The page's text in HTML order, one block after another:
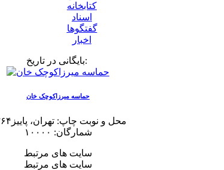
کتابخانه
اسناد
گفتگوها
اخبار
بایگانی در تاریخ:
حماسه میرزاکوچک خان
محل و نوبت چاپ: تهران، پاییز۱۳۶۴
شمارگان: ۱۰۰۰۰
سایت های مرتبط
سایت های مرتبط